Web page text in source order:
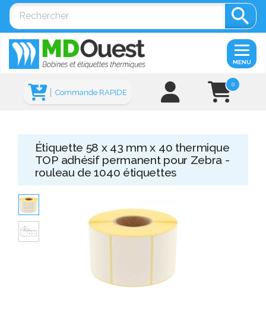

0
Commande RAPIDE
MENU
Étiquette 58 x 43 mm x 40 thermique
TOP adhésif permanent pour Zebra -
rouleau de 1040 étiquettes